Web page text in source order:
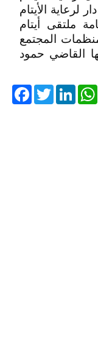
لرعاية الأيتام
ملتقى أيتام
المجتمع
القاضي حمود
TwitterLinkedIn
WhatsApp